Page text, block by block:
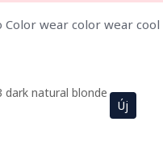
wear color wear
Új